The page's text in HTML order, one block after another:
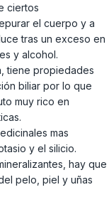
ciertos
el cuerpo y a
tras un exceso en
y alcohol.
tiene propiedades
biliar por lo que
muy rico en
mas
y el silicio.
hay que
pelo, piel y uñas